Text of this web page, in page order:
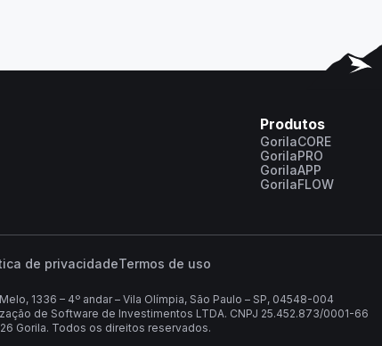
Produtos
GorilaCORE
GorilaPRO
GorilaAPP
GorilaFLOW
de privacidadeTermos de uso
1336 – 4º andar – Vila Olímpia, São Paulo – SP, 04548-004
de Software de Investimentos LTDA. CNPJ 25.452.873/0001-66
Gorila. Todos os direitos reservados.